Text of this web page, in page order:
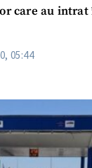
care au intrat
05:44
știrei
meu